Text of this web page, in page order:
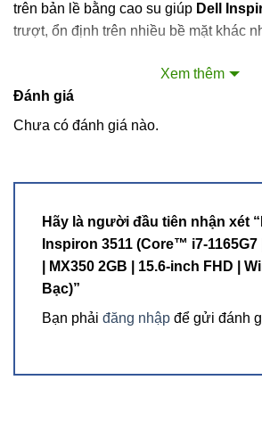
trên bản lề bằng cao su giúp Dell
trượt, ổn định trên nhiều bề mặt khác
Màn hình 15,6 inch với viền hẹp ba
người dùng trỉa nghiệm hình ảnh tập
Xem thêm
Đánh giá
Chưa có đánh giá nào.
Hãy là người đầu tiên nhận xét
Inspiron 3511 (Core™ i7-1165G7
| MX350 2GB | 15.6-inch FHD |
Bạc)”
Bạn phải đăng nhập để gửi đánh